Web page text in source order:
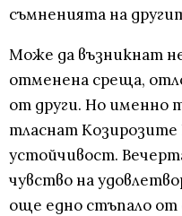
съмненията на
Може да възникнат
отменена среща,
от други. Но именно
тласнат Козирозите
устойчивост.
чувство на
още едно стъпало от